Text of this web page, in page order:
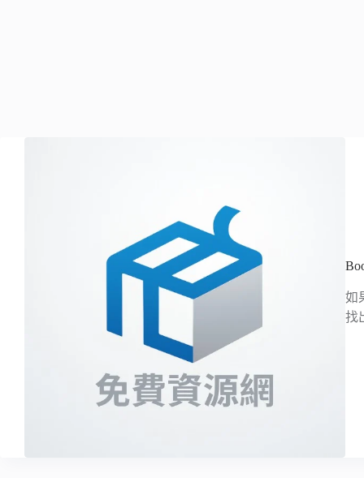
如
找